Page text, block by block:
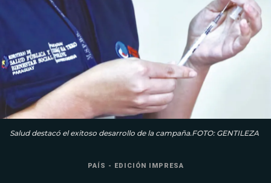
Salud destacó el exitoso desarrollo de la campaña.FOTO: GENTILEZA
PAÍS - EDICIÓN IMPRESA